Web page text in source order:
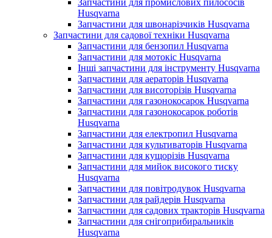
Запчастини для промислових пилососів
Husqvarna
Запчастини для швонарізчиків Husqvarna
Запчастини для садової техніки Husqvarna
Запчастини для бензопил Husqvarna
Запчастини для мотокіс Husqvarna
Інші запчастини для інструменту Husqvarna
Запчастини для аераторів Husqvarna
Запчастини для висоторізів Husqvarna
Запчастини для газонокосарок Husqvarna
Запчастини для газонокосарок роботів
Husqvarna
Запчастини для електропил Husqvarna
Запчастини для культиваторів Husqvarna
Запчастини для кущорізів Husqvarna
Запчастини для мийок високого тиску
Husqvarna
Запчастини для повітродувок Husqvarna
Запчастини для райдерів Husqvarna
Запчастини для садових тракторів Husqvarna
Запчастини для снігоприбиральників
Husqvarna